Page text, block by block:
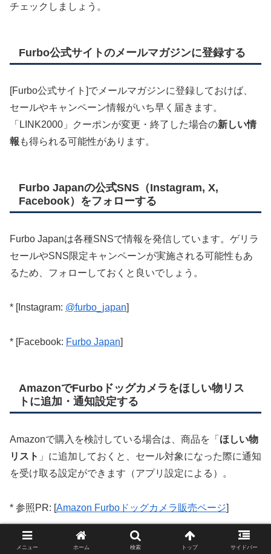
チェックしましょう。
Furbo公式サイトのメールマガジンに登録する
[Furbo公式サイト]でメールマガジンに登録しておけば、
セールやキャンペーン情報がいち早く届きます。
「LINK2000」クーポンが変更・終了した場合の新しい情
報 も得られる可能性があります。
Furbo Japanの公式SNS（Instagram, X,
Facebook）をフォローする
Furbo Japanは各種SNSで情報を発信しています。ゲリラ
セールやSNS限定キャンペーンが実施される可能性もあ
るため、フォローしておくと良いでしょう。
* [Instagram: @furbo_japan]
* [Facebook: Furbo Japan]
AmazonでFurboドッグカメラをほしい物リス
トに追加・通知設定する
Amazonで購入を検討している場合は、商品を「 ほしい物
リスト 」に追加しておくと、セール対象になった際に通知
を受け取る設定ができます（アプリ設定による）。
* 参照PR: [Amazon Furboドッグカメラ販売ページ]
メニュー ホーム 検索 トップ サイドバー